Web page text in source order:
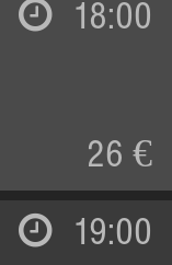
18:00
26 €
19:00